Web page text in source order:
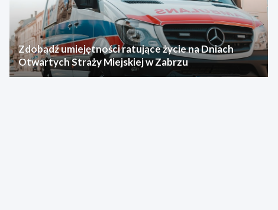
Zdobądź umiejętności ratujące życie na Dniach
Otwartych Straży Miejskiej w Zabrzu